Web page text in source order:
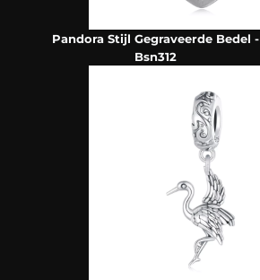
Pandora Stijl Gegraveerde Bedel -
Bsn312